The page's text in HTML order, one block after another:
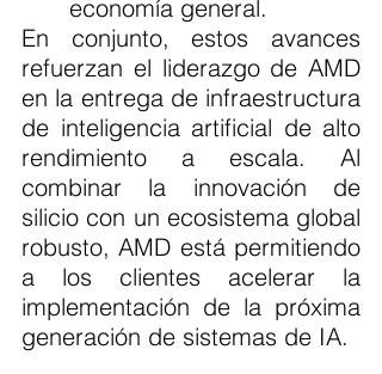
economía general.
En conjunto, estos avances
refuerzan el liderazgo de AMD
en la entrega de infraestructura
de inteligencia artificial de alto
rendimiento a escala. Al
combinar la innovación de
silicio con un ecosistema global
robusto, AMD está permitiendo
a los clientes acelerar la
implementación de la próxima
generación de sistemas de IA.